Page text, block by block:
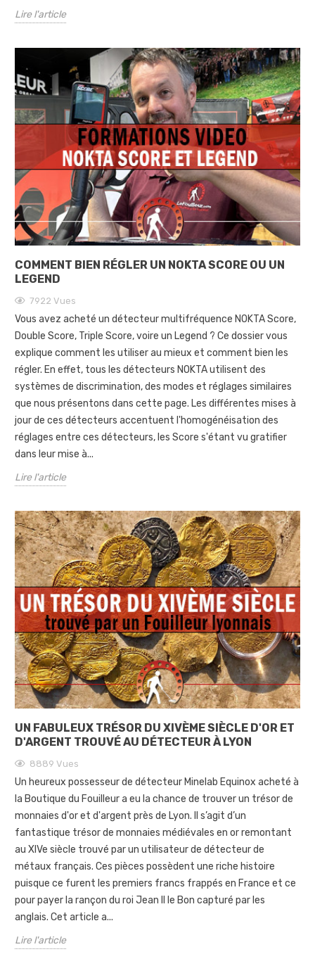
Lire l'article
COMMENT BIEN RÉGLER UN NOKTA SCORE OU UN
LEGEND
7922 Vues
Vous avez acheté un détecteur multifréquence NOKTA Score,
Double Score, Triple Score, voire un Legend ? Ce dossier vous
explique comment les utiliser au mieux et comment bien les
régler. En effet, tous les détecteurs NOKTA utilisent des
systèmes de discrimination, des modes et réglages similaires
que nous présentons dans cette page. Les différentes mises à
jour de ces détecteurs accentuent l'homogénéisation des
réglages entre ces détecteurs, les Score s'étant vu gratifier
dans leur mise à...
Lire l'article
UN FABULEUX TRÉSOR DU XIVÈME SIÈCLE D'OR ET
D'ARGENT TROUVÉ AU DÉTECTEUR À LYON
8889 Vues
Un heureux possesseur de détecteur Minelab Equinox acheté à
la Boutique du Fouilleur a eu la chance de trouver un trésor de
monnaies d'or et d'argent près de Lyon. Il s’agit d’un
fantastique trésor de monnaies médiévales en or remontant
au XIVe siècle trouvé par un utilisateur de détecteur de
métaux français. Ces pièces possèdent une riche histoire
puisque ce furent les premiers francs frappés en France et ce
pour payer la rançon du roi Jean II le Bon capturé par les
anglais. Cet article a...
Lire l'article